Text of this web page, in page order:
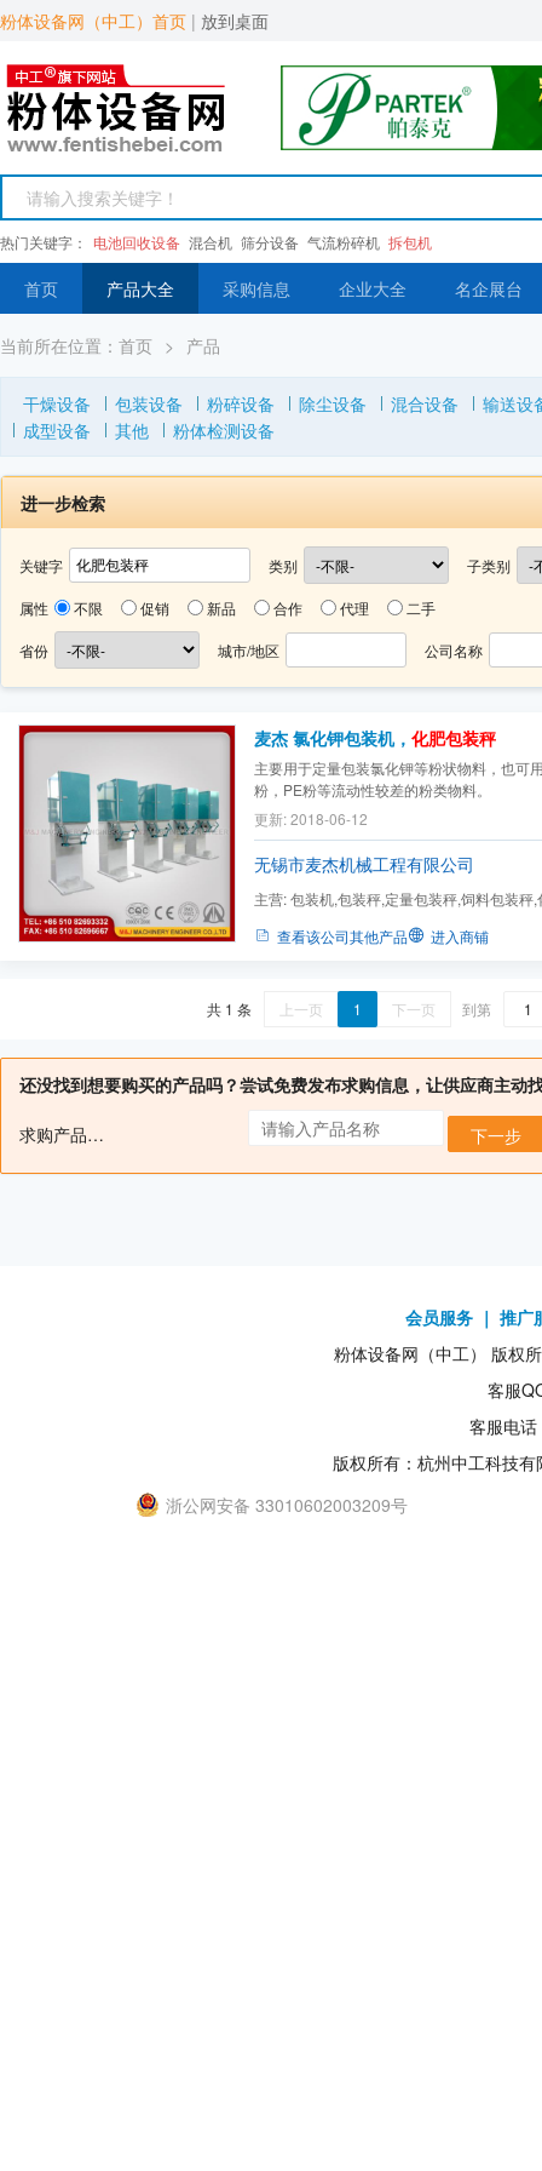
粉体设备网（中工）首页 | 放到桌面
热门关键字： 电池回收设备 混合机 筛分设备 气流粉碎机 拆包机
首页 产品大全 采购信息 企业大全 名企展台
当前所在位置： 首页 > 产品
干燥设备 包装设备 粉碎设备 除尘设备 混合设备
输送设
成型设备
其他 粉体检测设备
进一步检索
关键字 类别 子类别
属性 不限 促销 新品 合作 代理 二手
省份 城市/地区 公司名称
麦杰 氯化钾包装机， 化肥包装秤
主要用于定量包装氯化钾等粉状物料，也可
粉，PE粉等流动性较差的粉类物料。
更新: 2018-06-12
无锡市麦杰机械工程有限公司
主营:包装机,包装秤,定量包装秤,饲料包装秤
查看该公司其他产品 进入商铺
共 1 条 上一页 1 下一页 到第
还没找到想要购买的产品吗？尝试免费发布求购信息，让供应商主动
求购产品名： 下一步
会员服务 ｜ 推广
粉体设备网（中工） 版权
客服
客服电
版权所有：杭州中工科技
浙公网安备 33010602003209号